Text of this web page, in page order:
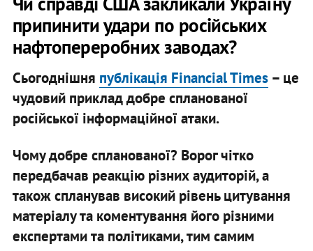
припинити удари по російських
нафтопереробних заводах?
Сьогоднішня публікація Financial Times– це
чудовий приклад добре спланованої
російської інформаційної атаки.
Чому добре спланованої? Ворог чітко
передбачав реакцію різних аудиторій, а
також спланував високий рівень цитування
матеріалу та коментування його різними
експертами та політиками, тим самим